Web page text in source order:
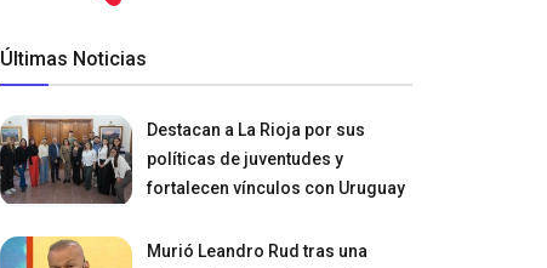
Últimas Noticias
Destacan a La Rioja por sus
políticas de juventudes y
fortalecen vínculos con Uruguay
Murió Leandro Rud tras una